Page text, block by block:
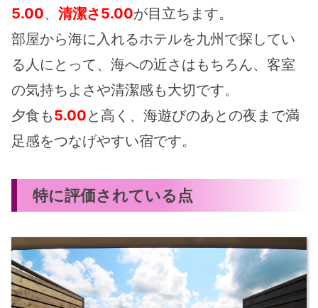
5.00、 清潔さ5.00が目立ちます。
部屋から海に入れるホテルを九州で探してい
る人にとって、海への近さはもちろん、客室
の気持ちよさや清潔感も大切です。
夕食も5.00と高く、海遊びのあとの夜まで満
足感をつなげやすい宿です。
特に評価されている点